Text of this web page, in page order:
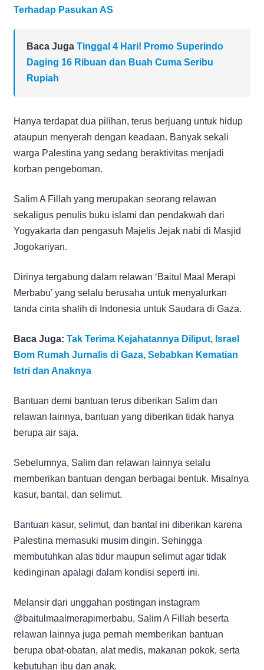
Terhadap Pasukan AS
Baca Juga Tinggal 4 Hari! Promo Superindo
Daging 16 Ribuan dan Buah Cuma Seribu
Rupiah
Hanya terdapat dua pilihan, terus berjuang untuk hidup
ataupun menyerah dengan keadaan. Banyak sekali
warga Palestina yang sedang beraktivitas menjadi
korban pengeboman.
Salim A Fillah yang merupakan seorang relawan
sekaligus penulis buku islami dan pendakwah dari
Yogyakarta dan pengasuh Majelis Jejak nabi di Masjid
Jogokariyan.
Dirinya tergabung dalam relawan ‘Baitul Maal Merapi
Merbabu’ yang selalu berusaha untuk menyalurkan
tanda cinta shalih di Indonesia untuk Saudara di Gaza.
Baca Juga: Tak Terima Kejahatannya Diliput, Israel
Bom Rumah Jurnalis di Gaza, Sebabkan Kematian
Istri dan Anaknya
Bantuan demi bantuan terus diberikan Salim dan
relawan lainnya, bantuan yang diberikan tidak hanya
berupa air saja.
Sebelumnya, Salim dan relawan lainnya selalu
memberikan bantuan dengan berbagai bentuk. Misalnya
kasur, bantal, dan selimut.
Bantuan kasur, selimut, dan bantal ini diberikan karena
Palestina memasuki musim dingin. Sehingga
membutuhkan alas tidur maupun selimut agar tidak
kedinginan apalagi dalam kondisi seperti ini.
Melansir dari unggahan postingan instagram
@baitulmaalmerapimerbabu, Salim A Fillah beserta
relawan lainnya juga pernah memberikan bantuan
berupa obat-obatan, alat medis, makanan pokok, serta
kebutuhan ibu dan anak.